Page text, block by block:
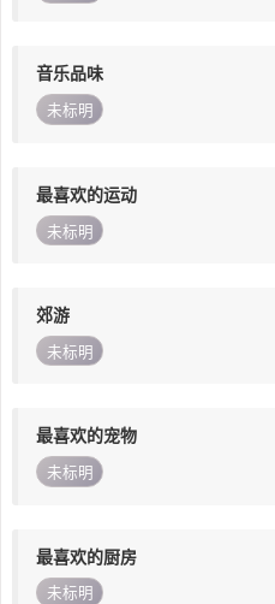
音乐品味
未标明
最喜欢的运动
未标明
郊游
未标明
最喜欢的宠物
未标明
最喜欢的厨房
未标明